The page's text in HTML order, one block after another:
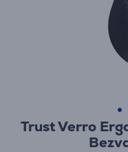
Trust Verro